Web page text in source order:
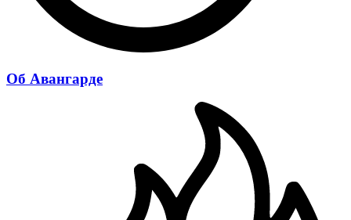
Об Авангарде